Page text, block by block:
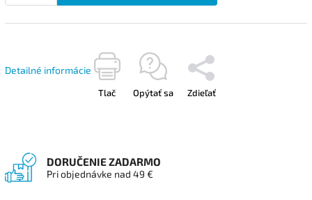
Detailné informácie
Tlač Opýtať sa Zdieľať
DORUČENIE ZADARMO
Pri objednávke nad 49 €